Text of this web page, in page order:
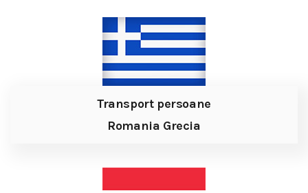
Transport persoane
Romania Grecia